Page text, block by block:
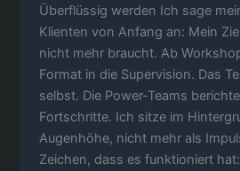
Überflüssig werden Ich sage
Klienten von Anfang an: Mein
nicht mehr braucht. Ab
Format in die Supervision. Das
selbst. Die Power-Teams
Fortschritte. Ich sitze im
Augenhöhe, nicht mehr als
Zeichen, dass es funktioniert